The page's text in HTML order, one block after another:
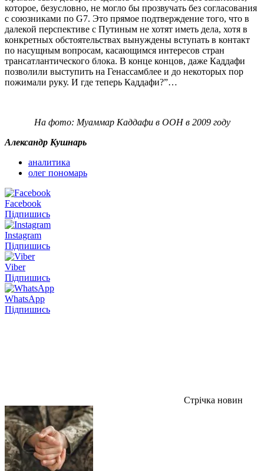
которое, безусловно, не могло бы прозвучать без согласования
с союзниками по G7. Это прямое подтверждение того, что в
далекой перспективе с Путиным не хотят иметь дела, хотя в
конкретных обстоятельствах вынуждены вступать в контакт
по насущным вопросам, касающимся интересов стран
трансатлантического блока. В конце концов, даже Каддафи
позволили выступить на Генассамблее и до некоторых пор
пожимали руку. И где теперь Каддафи?”…
На фото: Муаммар Каддафи в ООН в 2009 году
Александр Кушнарь
аналитика
олег пономарь
Facebook
Підпишись
Instagram
Підпишись
Viber
Підпишись
WhatsApp
Підпишись
Стрічка новин